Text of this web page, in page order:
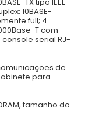
10BASE-
full; 4
T com
serial RJ-
de
para
tamanho do